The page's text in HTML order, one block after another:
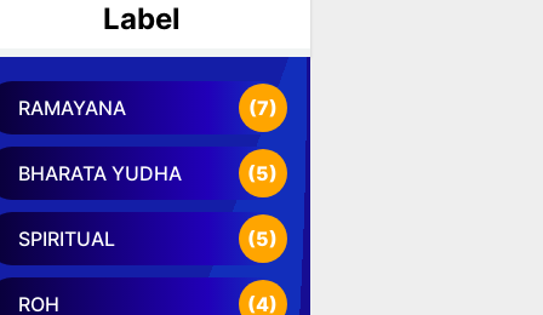
Label
RAMAYANA (7)
BHARATA YUDHA (5)
SPIRITUAL (5)
ROH (4)